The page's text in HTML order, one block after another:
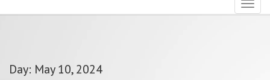
Day: May 10, 2024